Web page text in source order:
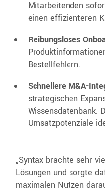
Mitarbeitenden
einen effizienteren
Reibungsloses
Bestellfehlern.
Schnellere M&A-
strategischen
Wissensdatenbank.
Umsatzpotenziale
„Syntax brachte sehr
Lösungen und sorgte
maximalen Nutzen